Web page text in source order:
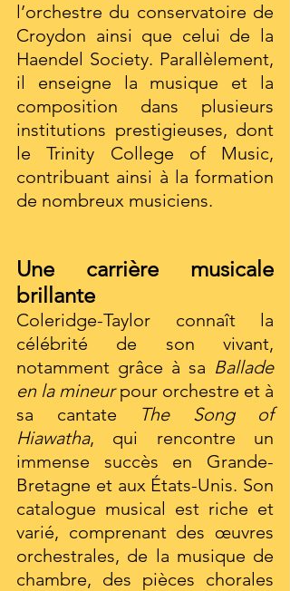
l’orchestre du conservatoire de
Croydon ainsi que celui de la
Haendel Society. Parallèlement,
il enseigne la musique et la
composition dans plusieurs
institutions prestigieuses, dont
le Trinity College of Music,
contribuant ainsi à la formation
de nombreux musiciens.
Une carrière musicale
brillante
Coleridge-Taylor connaît la
célébrité de son vivant,
notamment grâce à sa Ballade
en la mineur pour orchestre et à
sa cantate
The Song of
Hiawatha, qui rencontre un
immense succès en Grande-
Bretagne et aux États-Unis. Son
catalogue musical est riche et
varié, comprenant des œuvres
orchestrales, de la musique de
chambre, des pièces chorales